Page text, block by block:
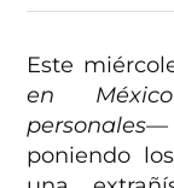
Este
en
personales—
poniendo